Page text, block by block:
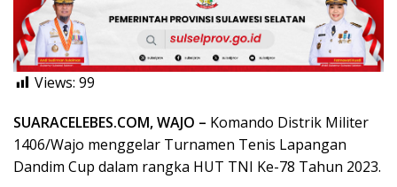
Views: 99
SUARACELEBES.COM, WAJO – Komando Distrik Militer
1406/Wajo menggelar Turnamen Tenis Lapangan
Dandim Cup dalam rangka HUT TNI Ke-78 Tahun 2023.